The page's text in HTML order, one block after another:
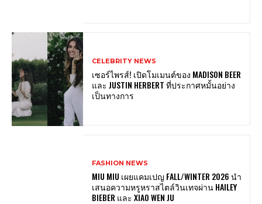
CELEBRITY NEWS
เซอร์ไพรส์! เปิดโมเมนต์ของ MADISON BEER
และ JUSTIN HERBERT ที่ประกาศหมั้นอย่าง
เป็นทางการ
FASHION NEWS
MIU MIU เผยแคมเปญ FALL/WINTER 2026 นำ
เสนอความหรูหราสไตล์วินเทจผ่าน HAILEY
BIEBER และ XIAO WEN JU